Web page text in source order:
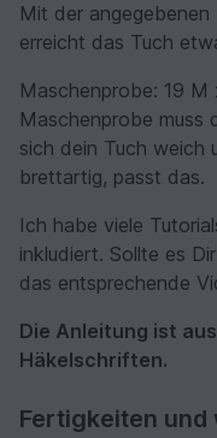
Mit der
erreicht das Tuch
Maschenprobe: 19
Maschenprobe muss
sich dein Tuch weich
brettartig, passt das.
Ich habe viele
inkludiert. Sollte es
das entsprechende
Die Anleitung ist
Häkelschriften.
Fertigkeiten und